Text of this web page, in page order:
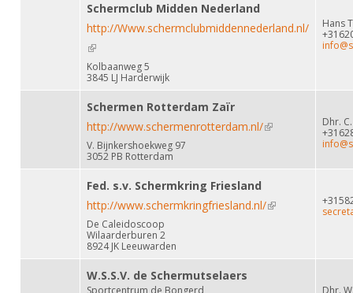
Schermclub Midden Nederland
http://Www.schermclubmiddennederland.nl/
(link is external)
Kolbaanweg 5
3845 LJ Harderwijk
Hans
Schermen Rotterdam Zaïr
http://www.schermenrotterdam.nl/(link is external)
V. Bijnkershoekweg 97
3052 PB Rotterdam
Dhr.
Fed. s.v. Schermkring Friesland
http://www.schermkringfriesland.nl/(link is external)
De Caleidoscoop
Wilaarderburen 2
8924 JK Leeuwarden
W.S.S.V. de Schermutselaers